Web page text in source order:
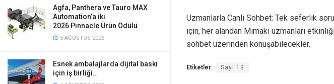
Agfa, Panthera ve Tauro MAX
Automation’a iki
2026 Pinnacle Ürün Ödülü
5 AĞUSTOS 2026
Esnek ambalajlarda dijital baskı
için iş birliği…
Uzmanlarla Canlı Sohbet: Tek seferlik
için, her alandan Mimaki uzmanları
sohbet üzerinden konuşabilecekler.
Etiketler: Sayı 13